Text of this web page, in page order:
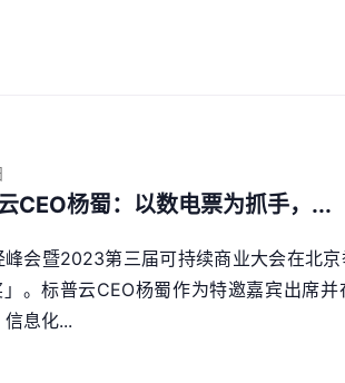
CEO杨蜀：以数电票为抓手，...
会暨2023第三届可持续商业大会在北
。标普云CEO杨蜀作为特邀嘉宾出席
息化...